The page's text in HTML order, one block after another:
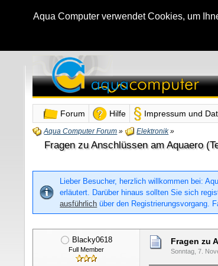
Aqua Computer verwendet Cookies, um
Forum Hilfe Impressum und
Aqua Computer Forum » Elektronik»
Fragen zu Anschlüssen am Aquaero
Lieber Besucher, herzlich willkommen bei:
erläutert. Darüber hinaus sollten Sie sich
ausführlich über den Registrierungsvorgang.
Blacky0618
Full Member
Fragen zu
Sonntag, 7.